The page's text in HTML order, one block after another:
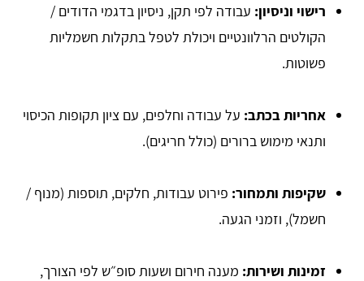
רישוי וניסיון: עבודה לפי תקן, ניסיון בדגמי הדודים /
הקולטים הרלוונטיים ויכולת לטפל בתקלות חשמליות
פשוטות.
אחריות בכתב: על עבודה וחלפים, עם ציון תקופות הכיסוי
ותנאי מימוש ברורים (כולל חריגים).
שקיפות ותמחור: פירוט עבודות, חלקים, תוספות (מנוף /
חשמל), וזמני הגעה.
זמינות ושירות: מענה חירום ושעות סופ״ש לפי הצורך,